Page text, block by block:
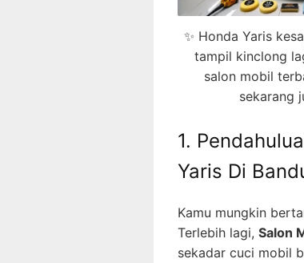
✨ Honda Yaris
tampil kinclong
salon mobil
sekarang
1.
Yaris Di
Kamu mungkin
Terlebih lagi, Salon
sekadar cuci mobil